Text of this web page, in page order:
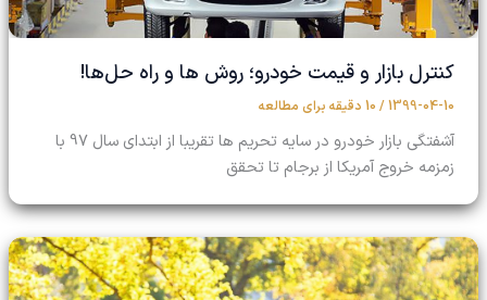
کنترل بازار و قیمت خودرو؛ روش ها و راه حل‌ها!
1399-04-10
/ 10 دقیقه برای مطالعه
آشفتگی بازار خودرو در سایه تحریم ها تقریبا از ابتدای سال 97 با
زمزمه خروج آمریکا از برجام تا تحقق